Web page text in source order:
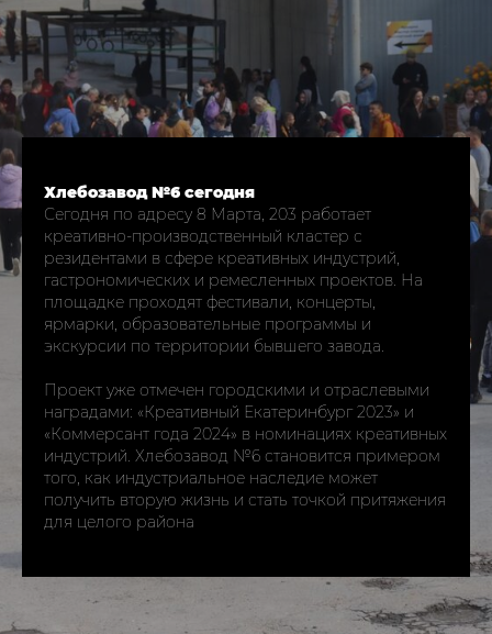
Хлебозавод №6 сегодня
Сегодня по адресу 8 Марта, 203 работает
креативно‑производственный кластер с
резидентами в сфере креативных индустрий,
гастрономических и ремесленных проектов. На
площадке проходят фестивали, концерты,
ярмарки, образовательные программы и
экскурсии по территории бывшего завода.​
Проект уже отмечен городскими и отраслевыми
наградами: «Креативный Екатеринбург 2023» и
«Коммерсант года 2024» в номинациях креативных
индустрий. Хлебозавод №6 становится примером
того, как индустриальное наследие может
получить вторую жизнь и стать точкой притяжения
для целого района